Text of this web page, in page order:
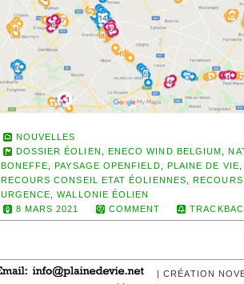
NOUVELLES
DOSSIER ÉOLIEN
ENECO WIND BELGIUM ,
BONEFFE ,PAYSAGE OPENFIELD PLAINE DE VIE
RECOURS CONSEIL ETAT ÉOLIENNES ,
URGENCE ,WALLONIE ÉOLIEN
8 MARS 2021
COMMENT
| CRÉATION